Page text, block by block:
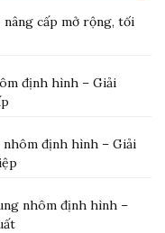
cấp mở rộng, tối
định hình – Giải
định hình – Giải
nhôm định hình –